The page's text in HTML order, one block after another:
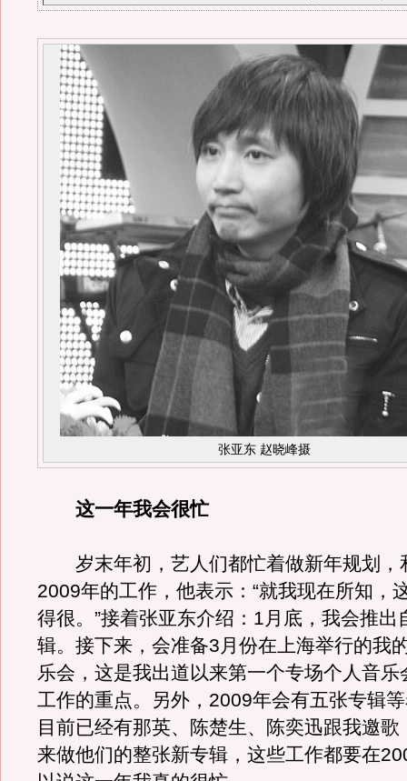
张亚东 赵晓峰摄
这一年我会很忙
岁末年初，艺人们都忙着做新年规划，
2009年的工作，他表示：“就我现在所知，
得很。”接着张亚东介绍：1月底，我会推出
辑。接下来，会准备3月份在上海举行的我
乐会，这是我出道以来第一个专场个人音乐
工作的重点。另外，2009年会有五张专辑
目前已经有那英、陈楚生、陈奕迅跟我邀歌
来做他们的整张新专辑，这些工作都要在